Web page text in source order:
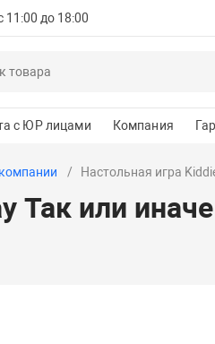
11:00 до 18:00
с ЮР лицами Компания
Настольная игра
Так или